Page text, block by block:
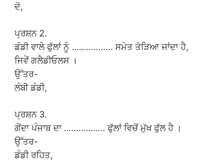
ਦੋ,
ਪ੍ਰਸ਼ਨ 2.
ਡੰਡੀ ਵਾਲੇ ਫੁੱਲਾਂ ਨੂੰ …………….. ਸਮੇਤ ਤੋੜਿਆ ਜਾਂਦਾ ਹੈ,
ਜਿਵੇਂ ਗਲੈਡੀਓਲਸ ।
ਉੱਤਰ-
ਲੰਬੀ ਡੰਡੀ,
ਪ੍ਰਸ਼ਨ 3.
ਗੇਂਦਾ ਪੰਜਾਬ ਦਾ …………….. ਫੁੱਲਾਂ ਵਿਚੋਂ ਮੁੱਖ ਫੁੱਲ ਹੈ ।
ਉੱਤਰ-
ਡੰਡੀ ਰਹਿਤ,